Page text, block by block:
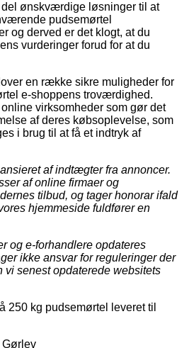
del ønskværdige løsninger til at
pudsemørtel
og derved er det klogt, at du
vurderinger forud for at du
en række sikre muligheder for
e-shoppens troværdighed.
virksomheder som gør det
af deres købsoplevelse, som
i brug til at få et indtryk af
af indtægter fra annoncer.
af online firmaer og
tilbud, og tager honorar ifald
hjemmeside fuldfører en
og e-forhandlere opdateres
ikke ansvar for reguleringer der
senest opdaterede websitets
250 kg pudsemørtel leveret til
Gørlev